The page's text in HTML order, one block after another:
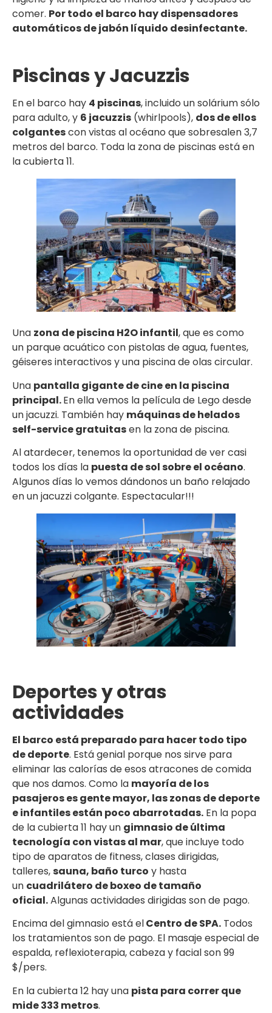
comer. Por todo el barco hay dispensadores
automáticos de jabón líquido desinfectante.
Piscinas y Jacuzzis
En el barco hay 4 piscinas, incluido un solárium sólo
para adulto, y 6 jacuzzis (whirlpools), dos de ellos
colgantescon vistas al océano que sobresalen 3,7
metros del barco. Toda la zona de piscinas está en
la cubierta 11.
Una zona de piscina H2O infantil, que es como
un parque acuático con pistolas de agua, fuentes,
géiseres interactivos y una piscina de olas circular.
Una pantalla gigante de cine en la piscina
principal.En ella vemos la película de Lego desde
un jacuzzi. También hay máquinas de helados
self-service gratuitasen la zona de piscina.
Al atardecer, tenemos la oportunidad de ver casi
todos los días la puesta de sol sobre el océano.
Algunos días lo vemos dándonos un baño relajado
en un jacuzzi colgante. Espectacular!!!
Deportes y otras
actividades
El barco está preparado para hacer todo tipo
de deporte. Está genial porque nos sirve para
eliminar las calorías de esos atracones de comida
que nos damos. Como la mayoría de los
pasajeros es gente mayor, las zonas de deporte
e infantiles están poco abarrotadas. En la popa
de la cubierta 11 hay un gimnasio de última
tecnología con vistas al mar, que incluye todo
tipo de aparatos de fitness, clases dirigidas,
talleres,sauna, baño turco y hasta
un cuadrilátero de boxeo de tamaño
oficial.Algunas actividades dirigidas son de pago.
Encima del gimnasio está elCentro de SPA. Todos
los tratamientos son de pago. El masaje especial de
espalda, reflexioterapia, cabeza y facial son 99
$/pers.
En la cubierta 12 hay una pista para correr que
mide 333 metros.